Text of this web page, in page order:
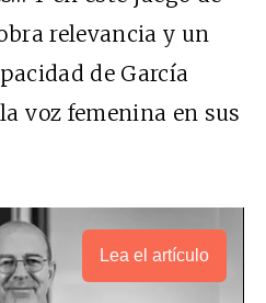
relevancia y un
de García
voz femenina en sus
Lea el artículo